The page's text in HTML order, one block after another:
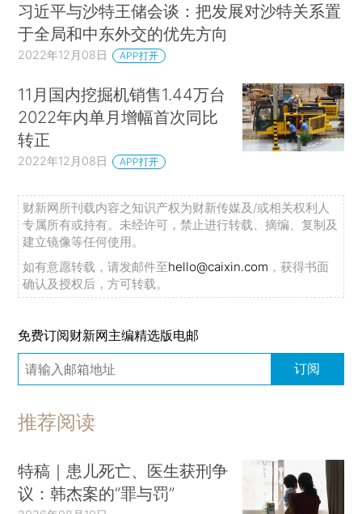
习近平与沙特王储会谈：把发展对沙特关系置
于全局和中东外交的优先方向
2022年12月08日 APP打开
11月国内挖掘机销售1.44万台
2022年内单月增幅首次同比
转正
2022年12月08日 APP打开
财新网所刊载内容之知识产权为财新传媒及/或相关权利人
专属所有或持有。未经许可，禁止进行转载、摘编、复制及
建立镜像等任何使用。
如有意愿转载，请发邮件至hello@caixin.com ，获得书面
确认及授权后，方可转载。
免费订阅财新网主编精选版电邮
订阅
推荐阅读
特稿｜患儿死亡、医生获刑争
议：韩杰案的“罪与罚”